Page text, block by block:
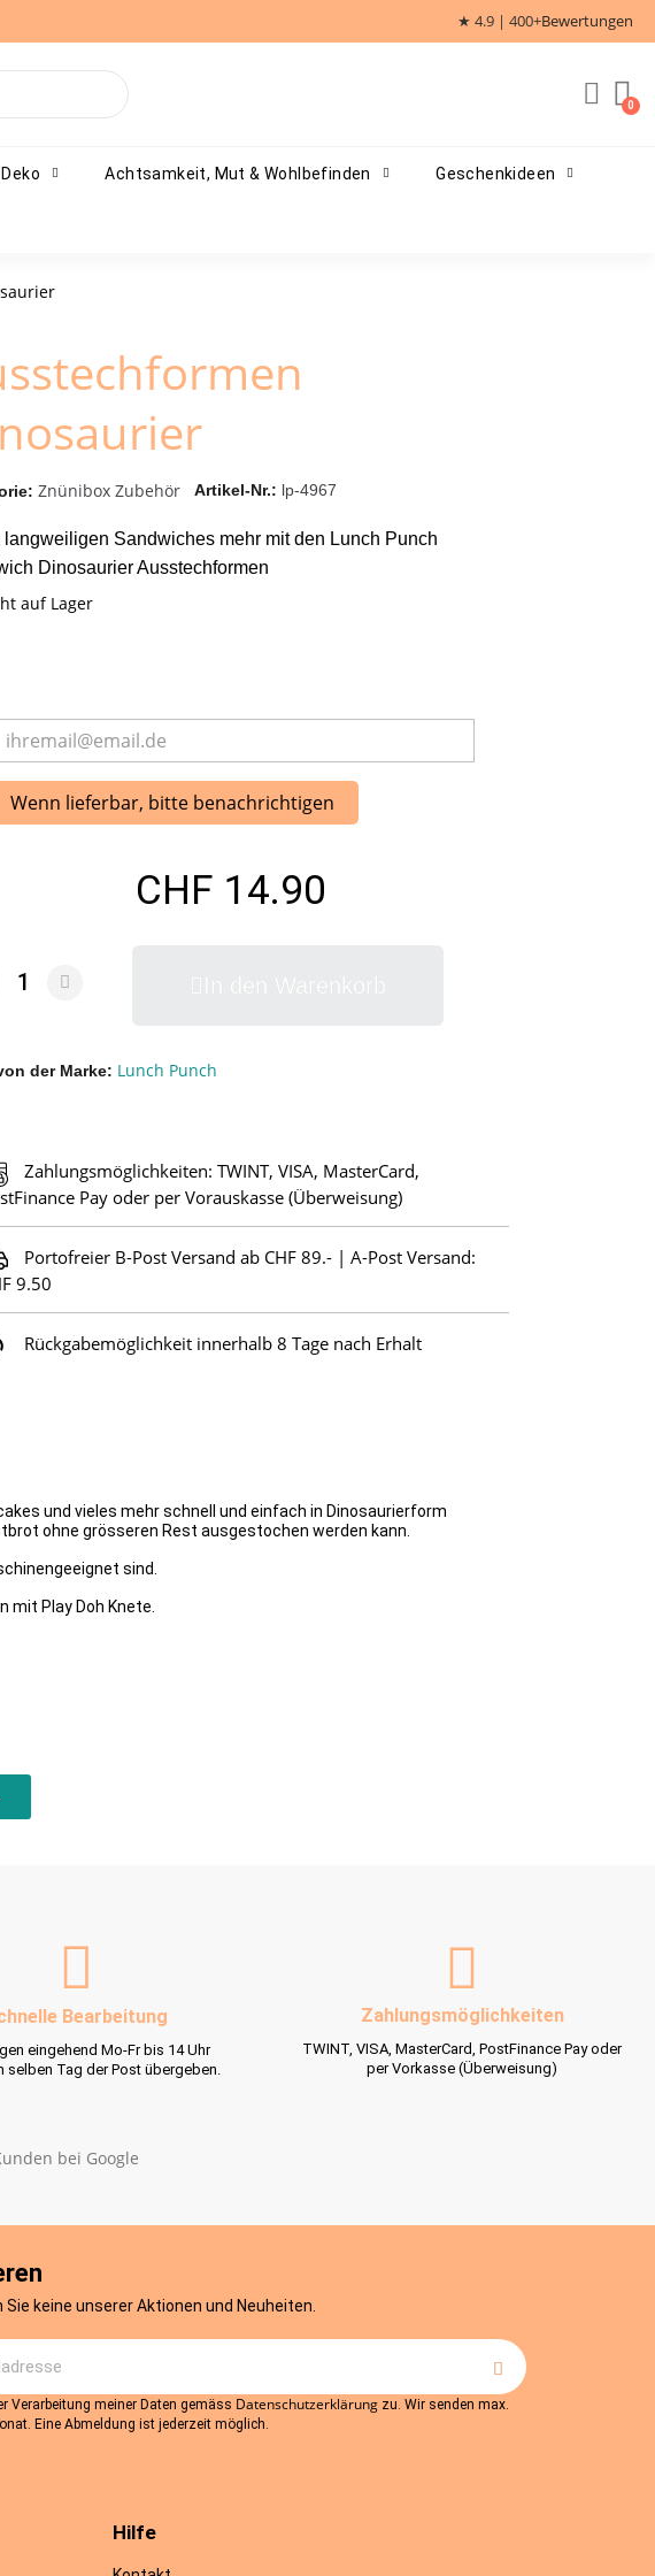
★ 4.9 | 400+Bewertungen
Achtsamkeit, Mut & Wohlbefinden Geschenkideen
Znünibox Zubehör Artikel-Nr. lp-4967
langweiligen Sandwiches mehr mit den Lunch Punch
Dinosaurier Ausstechformen
auf Lager
Wenn lieferbar, bitte benachrichtigen
CHF 14.90
der Marke Lunch Punch
Zahlungsmöglichkeiten: TWINT, VISA, MasterCard,
Pay oder per Vorauskasse (Überweisung)
Portofreier B-Post Versand ab CHF 89.- | A-Post Versand:
9.50
Rückgabemöglichkeit innerhalb 8 Tage nach Erhalt
und vieles mehr schnell und einfach in Dinosaurierform
ohne grösseren Rest ausgestochen werden kann.
sind.
Play Doh Knete.
Bearbeitung
eingehend Mo-Fr bis 14 Uhr
selben Tag der Post übergeben.
Zahlungsmöglichkeiten
TWINT, VISA, MasterCard, PostFinance Pay oder
per Vorkasse (Überweisung)
bei Google
keine unserer Aktionen und Neuheiten.
Verarbeitung meiner Daten gemäss Datenschutzerklärung zu. Wir senden max.
Eine Abmeldung ist jederzeit möglich.
Hilfe